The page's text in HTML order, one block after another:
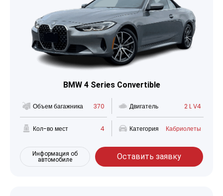
BMW 4 Series Convertible
Объем багажника 370 Двигатель 2 L V4
Кол-во мест 4 Категория Кабриолеты
Информация об
автомобиле
Оставить заявку